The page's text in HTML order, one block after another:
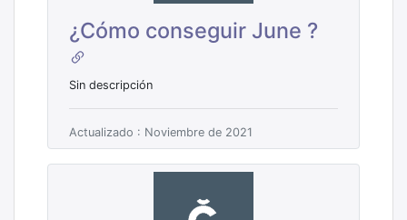
¿Cómo conseguir June ?
Sin descripción
Actualizado : Noviembre de 2021